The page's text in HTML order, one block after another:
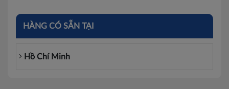
HÀNG CÓ SẴN TẠI
Hồ Chí Minh